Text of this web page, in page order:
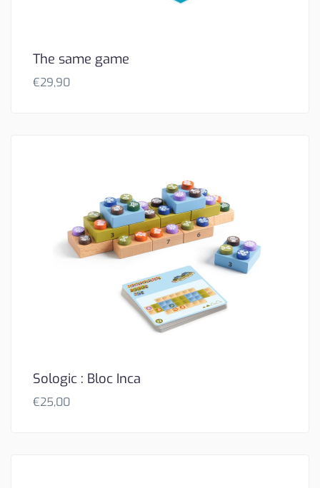
The same game
€29,90
Sologic : Bloc Inca
€25,00